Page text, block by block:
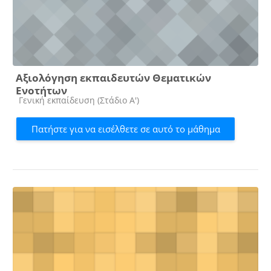
Αξιολόγηση εκπαιδευτών Θεματικών
Ενοτήτων
Κατηγορία μαθήματος
Γενική εκπαίδευση (Στάδιο Α')
Πατήστε για να εισέλθετε σε αυτό το μάθημα